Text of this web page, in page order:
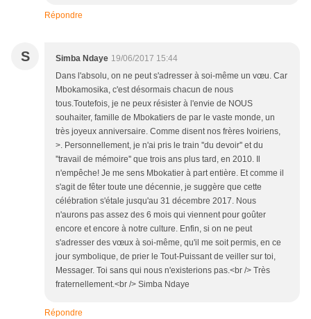
Répondre
S Simba Ndaye 19/06/2017 15:44
Dans l'absolu, on ne peut s'adresser à soi-même un vœu. Car
Mbokamosika, c'est désormais chacun de nous
tous.Toutefois, je ne peux résister à l'envie de NOUS
souhaiter, famille de Mbokatiers de par le vaste monde, un
très joyeux anniversaire. Comme disent nos frères Ivoiriens,
>. Personnellement, je n'ai pris le train ''du devoir'' et du
''travail de mémoire'' que trois ans plus tard, en 2010. Il
n'empêche! Je me sens Mbokatier à part entière. Et comme il
s'agit de fêter toute une décennie, je suggère que cette
célébration s'étale jusqu'au 31 décembre 2017. Nous
n'aurons pas assez des 6 mois qui viennent pour goûter
encore et encore à notre culture. Enfin, si on ne peut
s'adresser des vœux à soi-même, qu'il me soit permis, en ce
jour symbolique, de prier le Tout-Puissant de veiller sur toi,
Messager. Toi sans qui nous n'existerions pas.<br /> Très
fraternellement.<br /> Simba Ndaye
Répondre